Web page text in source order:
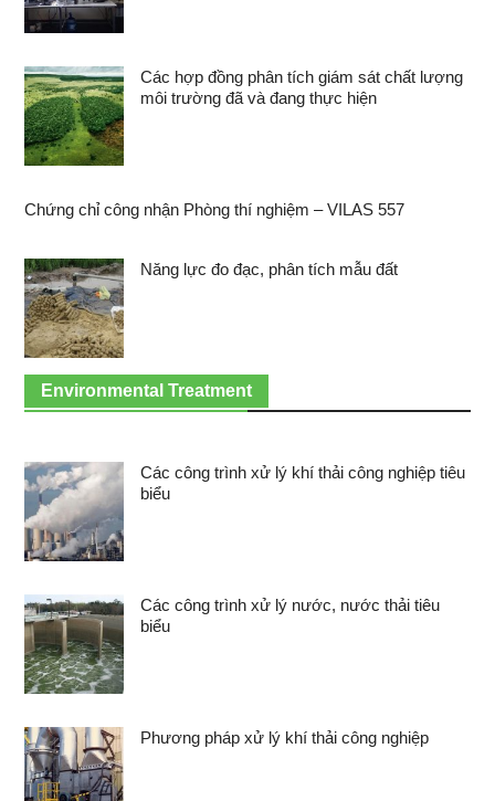
Các hợp đồng phân tích giám sát chất lượng
môi trường đã và đang thực hiện
Chứng chỉ công nhận Phòng thí nghiệm – VILAS 557
Năng lực đo đạc, phân tích mẫu đất
Environmental Treatment
Các công trình xử lý khí thải công nghiệp tiêu
biểu
Các công trình xử lý nước, nước thải tiêu
biểu
Phương pháp xử lý khí thải công nghiệp